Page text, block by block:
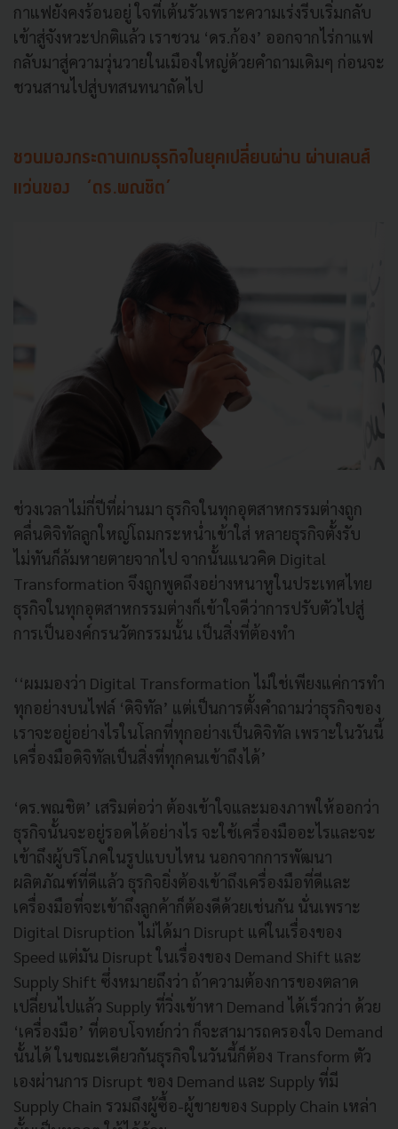
กาแฟยังคงร้อนอยู่ ใจที่เต้นรัวเพราะความเร่งรีบเริ่มกลับ
เข้าสู่จังหวะปกติแล้ว เราชวน ‘ดร.ก้อง’ ออกจากไร่กาแฟ
กลับมาสู่ความวุ่นวายในเมืองใหญ่ด้วยคำถามเดิมๆ ก่อนจะ
ชวนสานไปสู่บทสนทนาถัดไป
ชวนมองกระดานเกมธุรกิจในยุคเปลี่ยนผ่าน ผ่านเลนส์
แว่นของ ‘ดร.พณชิต’
ช่วงเวลาไม่กี่ปีที่ผ่านมา ธุรกิจในทุกอุตสาหกรรมต่างถูก
คลื่นดิจิทัลลูกใหญ่โถมกระหน่ำเข้าใส่ หลายธุรกิจตั้งรับ
ไม่ทันก็ล้มหายตายจากไป จากนั้นแนวคิด Digital
Transformation จึงถูกพูดถึงอย่างหนาหูในประเทศไทย
ธุรกิจในทุกอุตสาหกรรมต่างก็เข้าใจดีว่าการปรับตัวไปสู่
การเป็นองค์กรนวัตกรรมนั้น เป็นสิ่งที่ต้องทำ
‘‘ผมมองว่า Digital Transformation ไม่ใช่เพียงแค่การทำ
ทุกอย่างบนไฟล์ ‘ดิจิทัล’ แต่เป็นการตั้งคำถามว่าธุรกิจของ
เราจะอยู่อย่างไรในโลกที่ทุกอย่างเป็นดิจิทัล เพราะในวันนี้
เครื่องมือดิจิทัลเป็นสิ่งที่ทุกคนเข้าถึงได้’
‘ดร.พณชิต’ เสริมต่อว่า ต้องเข้าใจและมองภาพให้ออกว่า
ธุรกิจนั้นจะอยู่รอดได้อย่างไร จะใช้เครื่องมืออะไรและจะ
เข้าถึงผู้บริโภคในรูปแบบไหน นอกจากการพัฒนา
ผลิตภัณฑ์ที่ดีแล้ว ธุรกิจยิ่งต้องเข้าถึงเครื่องมือที่ดีและ
เครื่องมือที่จะเข้าถึงลูกค้าก็ต้องดีด้วยเช่นกัน นั่นเพราะ
Digital Disruption ไม่ได้มา Disrupt แค่ในเรื่องของ
Speed แต่มัน Disrupt ในเรื่องของ Demand Shift และ
Supply Shift ซึ่งหมายถึงว่า ถ้าความต้องการของตลาด
เปลี่ยนไปแล้ว Supply ที่วิ่งเข้าหา Demand ได้เร็วกว่า ด้วย
‘เครื่องมือ’ ที่ตอบโจทย์กว่า ก็จะสามารถครองใจ Demand
นั้นได้ ในขณะเดียวกันธุรกิจในวันนี้ก็ต้อง Transform ตัว
เองผ่านการ Disrupt ของ Demand และ Supply ที่มี
Supply Chain รวมถึงผู้ซื้อ-ผู้ขายของ Supply Chain เหล่า